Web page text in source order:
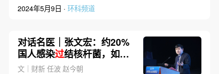
2024年5月9日 · 环科频道
对话名医｜张文宏：约20%
国人感染过结核杆菌，如何
防控？
文｜财新 任波 赵今朝